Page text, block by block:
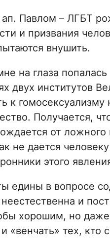
Павлом – ЛГБТ
и призвания
внушить.
на глаза попалась
двух институтов
к
Получается,
от ложного
не дается
этого
едины в вопросе
неестественна и
хорошим, но
«венчать» тех, кто